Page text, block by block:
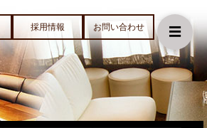
採用情報 お問い合わせ ☰